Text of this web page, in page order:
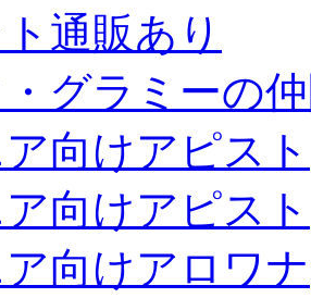
通販あり
グラミーの
向けアピスト
向けアピスト
向けアロワナ